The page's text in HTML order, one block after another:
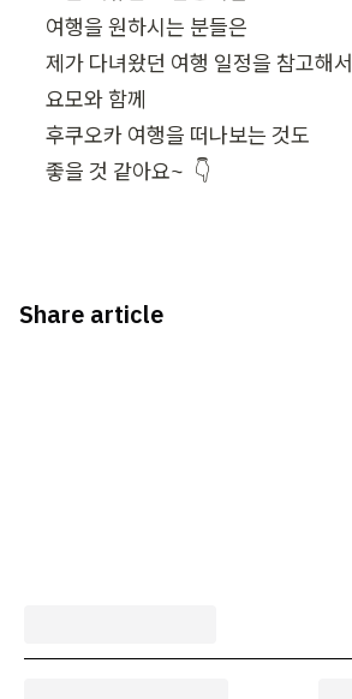
여행을 원하시는 분들은
제가 다녀왔던 여행 일정을 참고해서
요모와 함께
후쿠오카 여행을 떠나보는 것도
좋을 것 같아요~  👇
Share article